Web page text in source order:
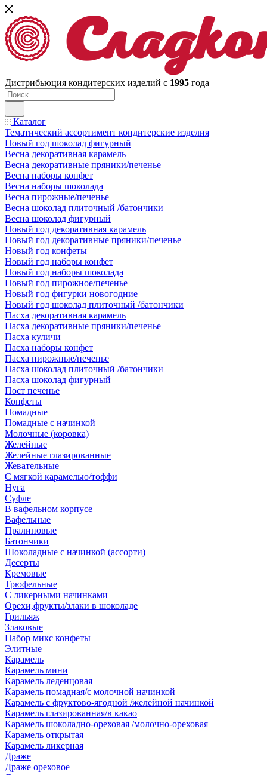
Дистрибьюция кондитерских изделий с 1995 года
Каталог
Тематический ассортимент кондитерские изделия
Новый год шоколад фигурный
Весна декоративная карамель
Весна декоративные пряники/печенье
Весна наборы конфет
Весна наборы шоколада
Весна пирожные/печенье
Весна шоколад плиточный /батончики
Весна шоколад фигурный
Новый год декоративная карамель
Новый год декоративные пряники/печенье
Новый год конфеты
Новый год наборы конфет
Новый год наборы шоколада
Новый год пирожное/печенье
Новый год фигурки новогодние
Новый год шоколад плиточный /батончики
Пасха декоративная карамель
Пасха декоративные пряники/печенье
Пасха куличи
Пасха наборы конфет
Пасха пирожные/печенье
Пасха шоколад плиточный /батончики
Пасха шоколад фигурный
Пост печенье
Конфеты
Помадные
Помадные с начинкой
Молочные (коровка)
Желейные
Желейные глазированные
Жевательные
С мягкой карамелью/тоффи
Нуга
Суфле
В вафельном корпусе
Вафельные
Пралиновые
Батончики
Шоколадные с начинкой (ассорти)
Десерты
Кремовые
Трюфельные
С ликерными начинками
Орехи,фрукты/злаки в шоколаде
Грильяж
Злаковые
Набор микс конфеты
Элитные
Карамель
Карамель мини
Карамель леденцовая
Карамель помадная/с молочной начинкой
Карамель с фруктово-ягодной /желейной начинкой
Карамель глазированная/в какао
Карамель шоколадно-ореховая /молочно-ореховая
Карамель открытая
Карамель ликерная
Драже
Драже ореховое